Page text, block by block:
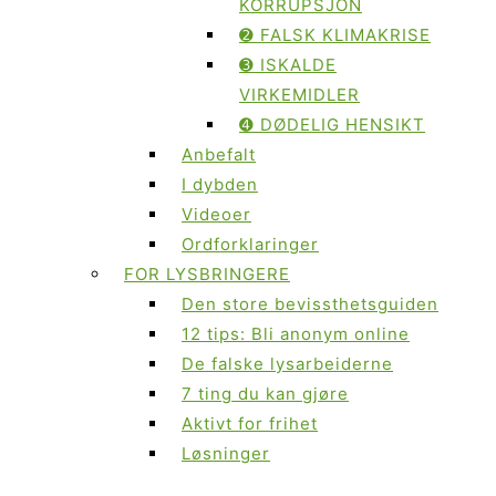
KORRUPSJON
➋ FALSK KLIMAKRISE
➌ ISKALDE
VIRKEMIDLER
➍ DØDELIG HENSIKT
Anbefalt
I dybden
Videoer
Ordforklaringer
FOR LYSBRINGERE
Den store bevissthetsguiden
12 tips: Bli anonym online
De falske lysarbeiderne
7 ting du kan gjøre
Aktivt for frihet
Løsninger